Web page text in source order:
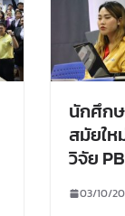
นักศึก
สมัยให
วิจัย
03/10/